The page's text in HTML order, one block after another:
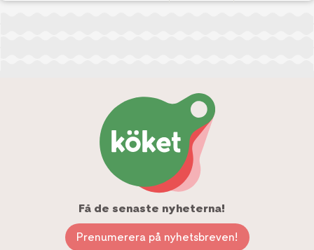
Få de senaste nyheterna!
Prenumerera på nyhetsbreven!